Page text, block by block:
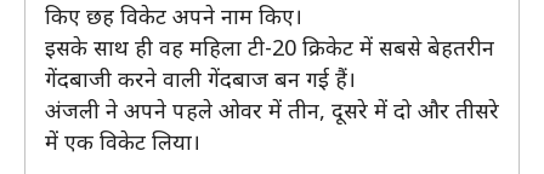
किए छह विकेट अपने नाम किए।
इसके साथ ही वह महिला टी-20 क्रिकेट में सबसे बेहतरीन
गेंदबाजी करने वाली गेंदबाज बन गई हैं।
अंजली ने अपने पहले ओवर में तीन, दूसरे में दो और तीसरे
में एक विकेट लिया।